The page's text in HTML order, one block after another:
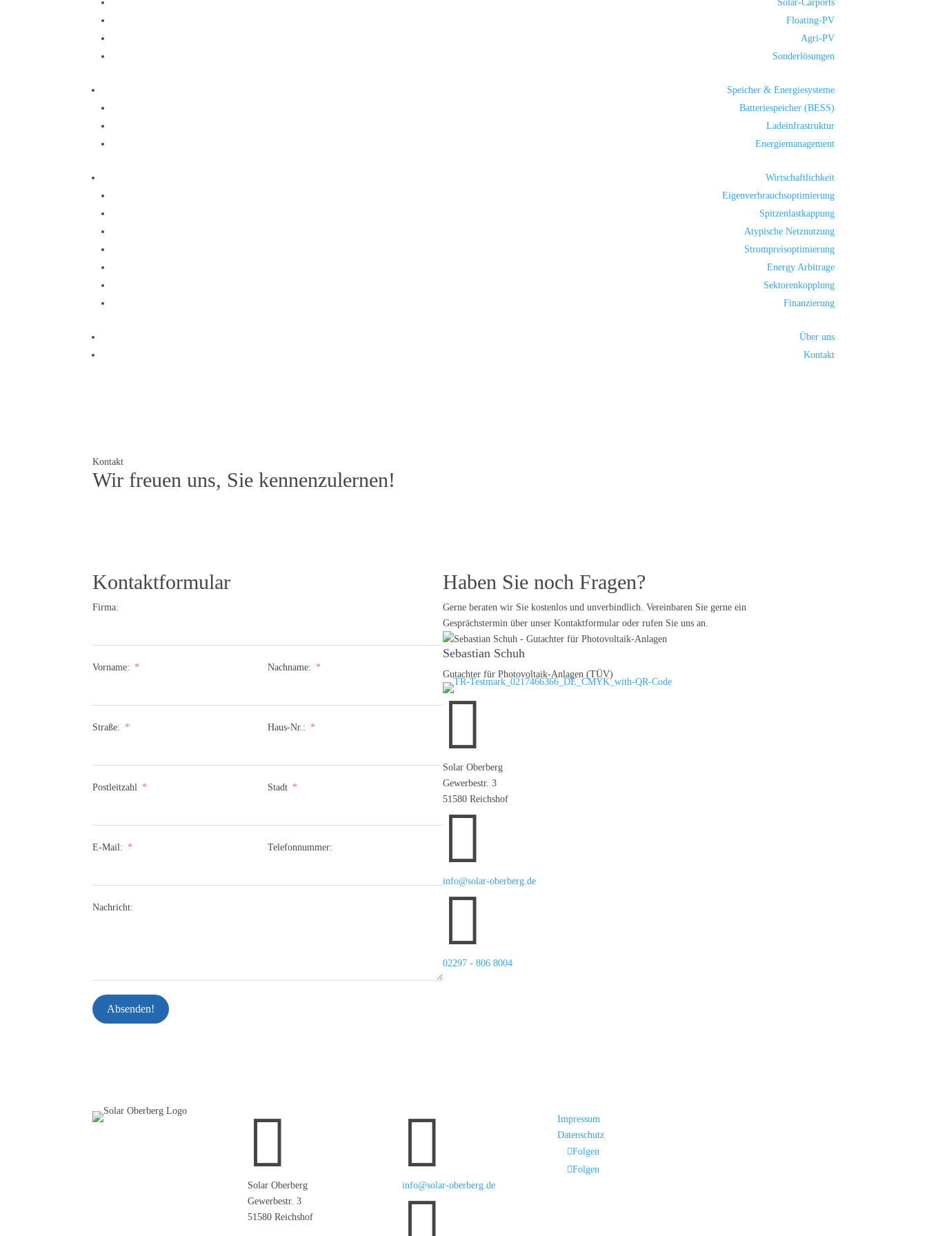
Solar-Carports
Floating-PV
Agri-PV
Sonderlösungen
Speicher & Energiesysteme
Batteriespeicher (BESS)
Ladeinfrastruktur
Energiemanagement
Wirtschaftlichkeit
Eigenverbrauchsoptimierung
Spitzenlastkappung
Atypische Netznutzung
Strompreisoptimierung
Energy Arbitrage
Sektorenkopplung
Finanzierung
Über uns
Kontakt
Kontakt
Wir freuen uns, Sie kennenzulernen!
Kontaktformular
Firma:
Vorname: Nachname:
Straße: Haus-Nr.:
Postleitzahl Stadt
E-Mail: Telefonnummer:
Nachricht:
Absenden!
Haben Sie noch Fragen?
Gerne beraten wir Sie kostenlos und unverbindlich. Vereinbaren Sie gerne ein
Gesprächstermin über unser Kontaktformular oder rufen Sie uns an.
Sebastian Schuh
Gutachter für Photovoltaik-Anlagen (TÜV)

Solar Oberberg
Gewerbestr. 3
51580 Reichshof

info@solar-oberberg.de

02297 - 806 8004

Solar Oberberg
Gewerbestr. 3
51580 Reichshof

info@solar-oberberg.de
Impressum
Datenschutz
Folgen
Folgen